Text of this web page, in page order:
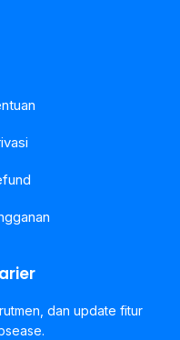
dan update fitur